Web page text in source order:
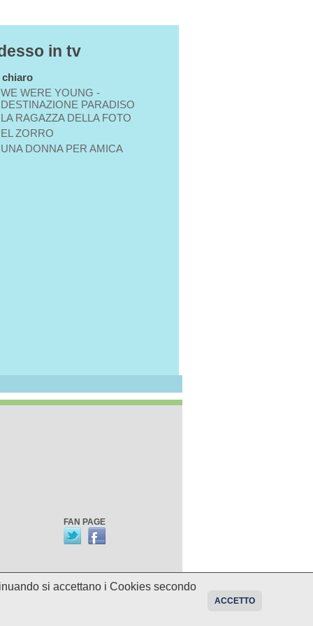
in tv
WE WERE YOUNG -
DESTINAZIONE PARADISO
LA RAGAZZA DELLA FOTO
EL ZORRO
UNA DONNA PER AMICA
FAN PAGE
programmi potrebbero essere
si accettano i Cookies secondo
ACCETTO